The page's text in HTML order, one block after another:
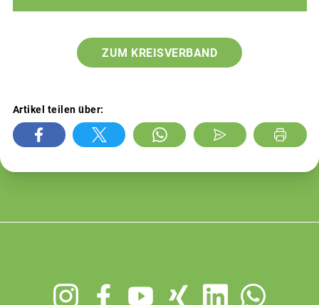
ZUM KREISVERBAND
Artikel teilen über: